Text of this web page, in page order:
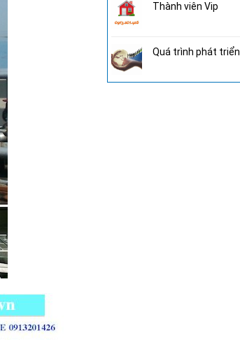
Thành viên Vip
Quá trình phát triển